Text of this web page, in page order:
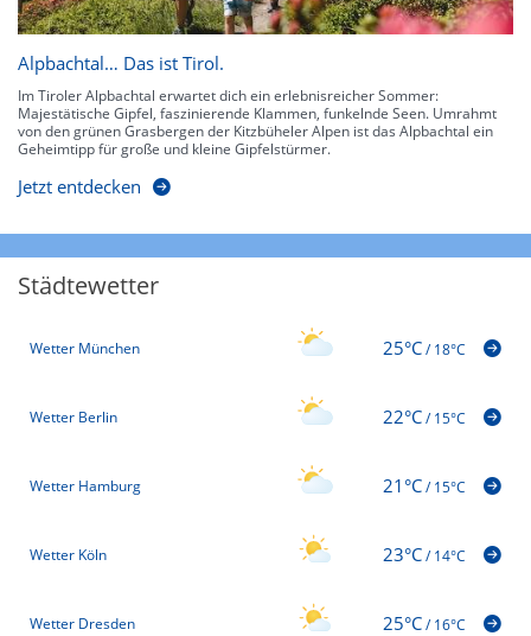
Alpbachtal… Das ist Tirol.
Im Tiroler Alpbachtal erwartet dich ein erlebnisreicher Sommer:
Majestätische Gipfel, faszinierende Klammen, funkelnde Seen. Umrahmt
von den grünen Grasbergen der Kitzbüheler Alpen ist das Alpbachtal ein
Geheimtipp für große und kleine Gipfelstürmer.
Jetzt entdecken
Städtewetter
Wetter München 25°C/18°C
Wetter Berlin 22°C/15°C
Wetter Hamburg 21°C/15°C
Wetter Köln 23°C/14°C
Wetter Dresden 25°C/16°C